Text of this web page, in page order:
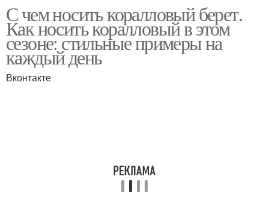
С чем носить коралловый берет.
Как носить коралловый в этом
сезоне: стильные примеры на
каждый день
Вконтакте